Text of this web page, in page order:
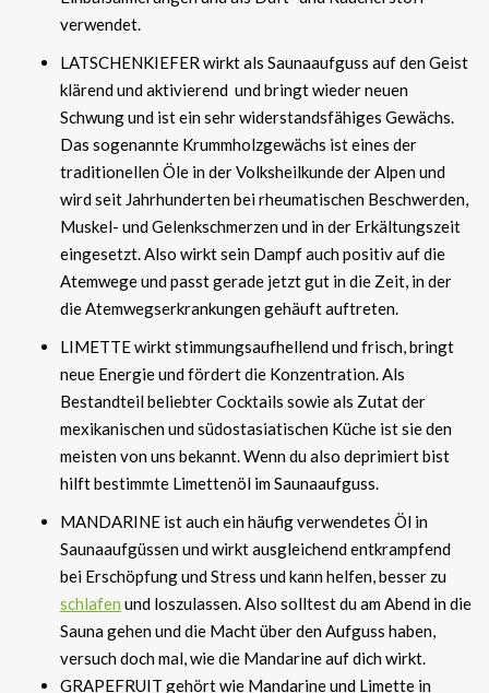
verwendet.
LATSCHENKIEFER wirkt als Saunaaufguss auf den Geist
klärend und aktivierend und bringt wieder neuen
Schwung und ist ein sehr widerstandsfähiges Gewächs.
Das sogenannte Krummholzgewächs ist eines der
traditionellen Öle in der Volksheilkunde der Alpen und
wird seit Jahrhunderten bei rheumatischen Beschwerden,
Muskel- und Gelenkschmerzen und in der Erkältungszeit
eingesetzt. Also wirkt sein Dampf auch positiv auf die
Atemwege und passt gerade jetzt gut in die Zeit, in der
die Atemwegserkrankungen gehäuft auftreten.
LIMETTE wirkt stimmungsaufhellend und frisch, bringt
neue Energie und fördert die Konzentration. Als
Bestandteil beliebter Cocktails sowie als Zutat der
mexikanischen und südostasiatischen Küche ist sie den
meisten von uns bekannt. Wenn du also deprimiert bist
hilft bestimmte Limettenöl im Saunaaufguss.
MANDARINE ist auch ein häufig verwendetes Öl in
Saunaaufgüssen und wirkt ausgleichend entkrampfend
bei Erschöpfung und Stress und kann helfen, besser zu
schlafen und loszulassen. Also solltest du am Abend in die
Sauna gehen und die Macht über den Aufguss haben,
versuch doch mal, wie die Mandarine auf dich wirkt.
GRAPEFRUIT gehört wie Mandarine und Limette in